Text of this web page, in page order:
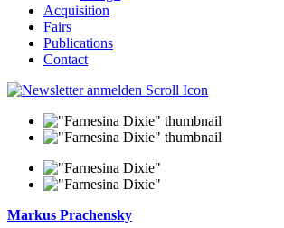
Acquisition
Fairs
Publications
Contact
Markus Prachensky